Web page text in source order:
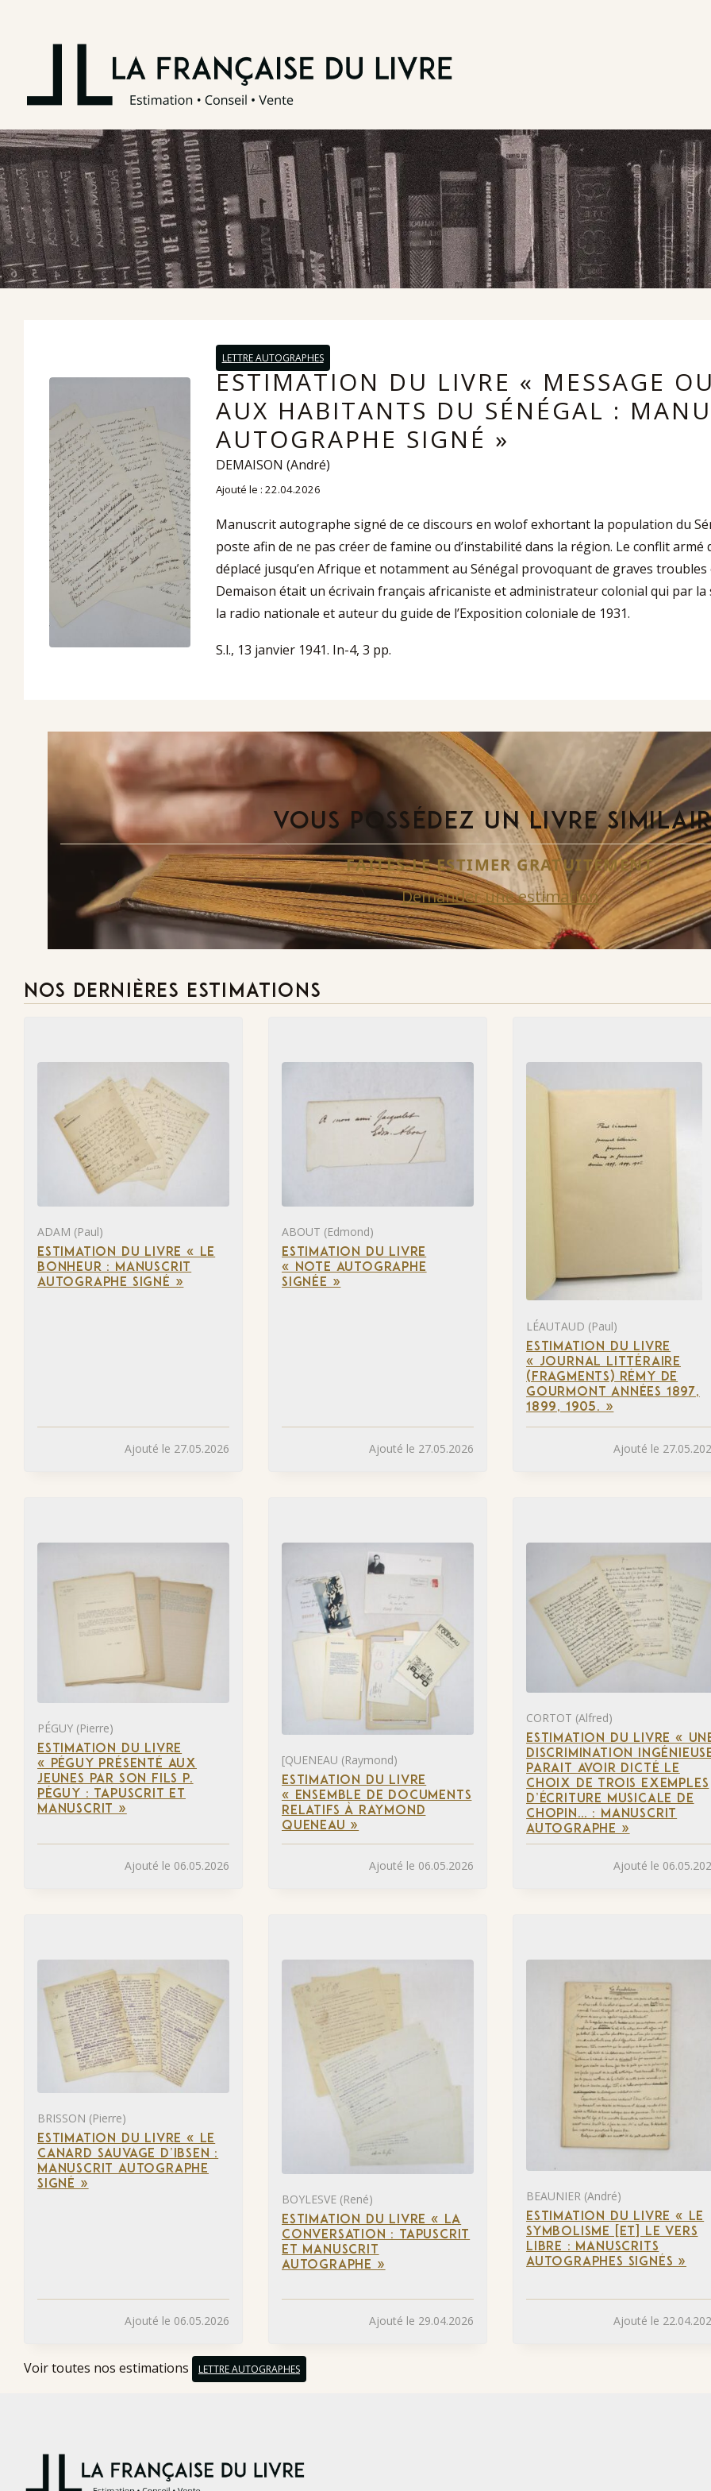
LETTRE AUTOGRAPHES
ESTIMATION DU LIVRE « MESSAGE
AUX HABITANTS DU SÉNÉGAL :
AUTOGRAPHE SIGNÉ »
DEMAISON (André)
Ajouté le : 22.04.2026
Manuscrit autographe signé de ce discours en wolof exhortant la population du
poste afin de ne pas créer de famine ou d’instabilité dans la région. Le conflit armé
déplacé jusqu’en Afrique et notamment au Sénégal provoquant de graves
Demaison était un écrivain français africaniste et administrateur colonial qui par la
la radio nationale et auteur du guide de l’Exposition coloniale de 1931.
S.l., 13 janvier 1941. In-4, 3 pp.
VOUS POSSÉDEZ UN LIVRE
FAITES-LE ESTIMER GRATUITEMENT
Demander une estimation
NOS DERNIÈRES ESTIMATIONS
ADAM (Paul)
ESTIMATION DU LIVRE « LE
BONHEUR : MANUSCRIT
AUTOGRAPHE SIGNÉ »
Ajouté le 27.05.2026
ABOUT (Edmond)
ESTIMATION DU LIVRE
« NOTE AUTOGRAPHE
SIGNÉE »
Ajouté le 27.05.2026
LÉAUTAUD (Paul)
ESTIMATION DU LIVRE
« JOURNAL LITTÉRAIRE
(FRAGMENTS) RÉMY DE
GOURMONT ANNÉES 1897,
1899, 1905. »
Ajouté le
PÉGUY (Pierre)
ESTIMATION DU LIVRE
« PÉGUY PRÉSENTÉ AUX
JEUNES PAR SON FILS P.
PÉGUY : TAPUSCRIT ET
MANUSCRIT »
Ajouté le 06.05.2026
[QUENEAU (Raymond)
ESTIMATION DU LIVRE
« ENSEMBLE DE DOCUMENTS
RELATIFS À RAYMOND
QUENEAU »
Ajouté le 06.05.2026
CORTOT (Alfred)
ESTIMATION DU LIVRE «
DISCRIMINATION
PARAIT AVOIR DICTÉ LE
CHOIX DE TROIS EXEMPLES
D’ÉCRITURE MUSICALE DE
CHOPIN… : MANUSCRIT
AUTOGRAPHE »
Ajouté le
BRISSON (Pierre)
ESTIMATION DU LIVRE « LE
CANARD SAUVAGE D’IBSEN :
MANUSCRIT AUTOGRAPHE
SIGNÉ »
Ajouté le 06.05.2026
BOYLESVE (René)
ESTIMATION DU LIVRE « LA
CONVERSATION : TAPUSCRIT
ET MANUSCRIT
AUTOGRAPHE »
Ajouté le 29.04.2026
BEAUNIER (André)
ESTIMATION DU LIVRE « LE
SYMBOLISME [ET] LE VERS
LIBRE : MANUSCRITS
AUTOGRAPHES SIGNÉS »
Ajouté le
Voir toutes nos estimations LETTRE AUTOGRAPHES